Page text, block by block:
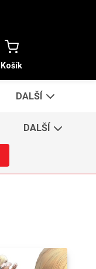
Košík
DALŠÍ
DALŠÍ